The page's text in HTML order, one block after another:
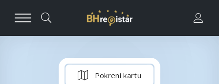
Pokreni kartu